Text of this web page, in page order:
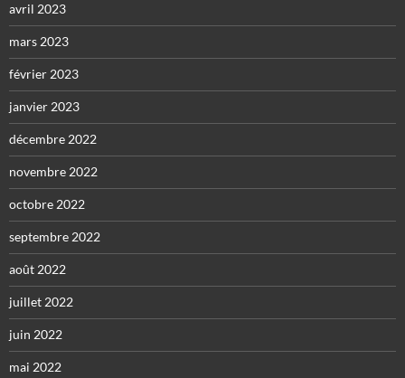
avril 2023
mars 2023
février 2023
janvier 2023
décembre 2022
novembre 2022
octobre 2022
septembre 2022
août 2022
juillet 2022
juin 2022
mai 2022